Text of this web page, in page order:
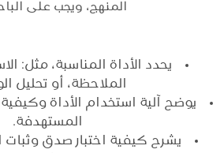
المنهج، ويجب على
يحدد الأداة المناسبة، مثل:
الملاحظة، أو تحليل
يوضح آلية استخدام الأداة
المستهدفة.
يشرح كيفية اختبار صدق وثبات